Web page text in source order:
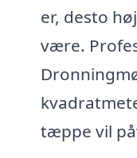
er, desto
være.
tæppe vil